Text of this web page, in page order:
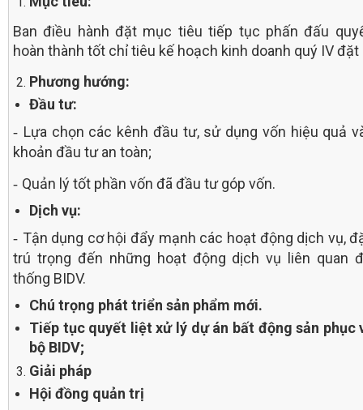
Ban điều hành đặt mục tiêu tiếp tục phấn đấu
hoàn thành tốt chỉ tiêu kế hoạch kinh doanh quý IV đặt
Phương hướng:
Đầu tư:
- Lựa chọn các kênh đầu tư, sử dụng vốn hiệu quả
khoản đầu tư an toàn;
- Quản lý tốt phần vốn đã đầu tư góp vốn.
Dịch vụ:
- Tận dụng cơ hội đẩy mạnh các hoạt động dịch vụ,
trú trọng đến những hoạt động dịch vụ liên quan
thống BIDV.
Chú trọng phát triển sản phẩm mới.
Tiếp tục quyết liệt xử lý dự án bất động sản phục
bộ BIDV;
Giải pháp
Hội đồng quản trị